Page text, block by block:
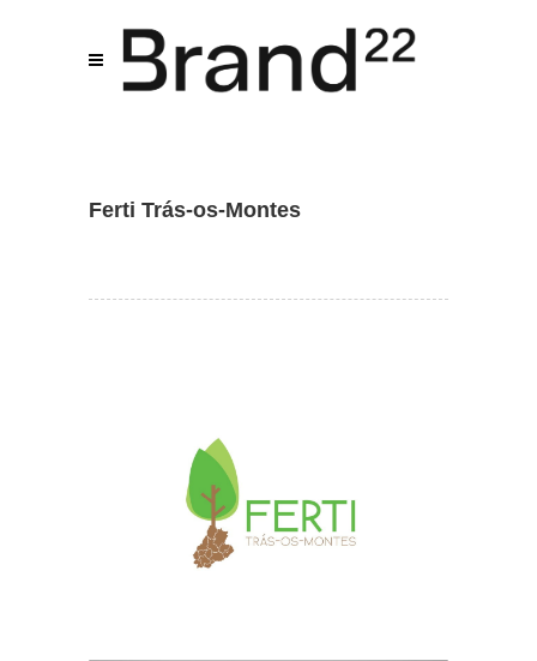
Ferti Trás-os-Montes